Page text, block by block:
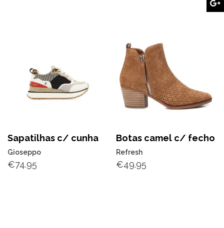
Sapatilhas c/ cunha
Gioseppo
€74.95
Botas camel c/ fecho
Refresh
€49.95